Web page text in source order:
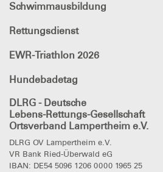
Schwimmausbildung
Rettungsdienst
EWR-Triathlon 2026
Hundebadetag
DLRG - Deutsche
Lebens-Rettungs-Gesellschaft
Ortsverband Lampertheim e.V.
DLRG OV Lampertheim e.V.
VR Bank Ried-Überwald eG
IBAN: DE54 5096 1206 0000 1965 25